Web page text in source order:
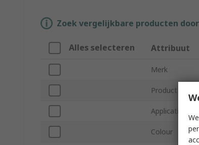
Zoek vergelijkbare producten
Alles selecteren Attribuut
Merk
Product Type
Application
Colour